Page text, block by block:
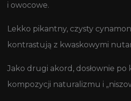
i owocowe.
Lekko pikantny, czysty
kontrastują z kwaskowymi
Jako drugi akord, dosłownie po
kompozycji naturalizmu i